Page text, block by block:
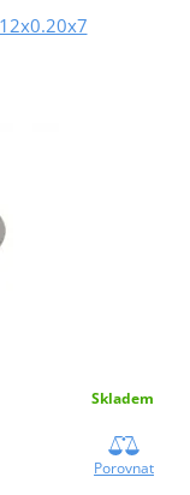
Skladem
Porovnat